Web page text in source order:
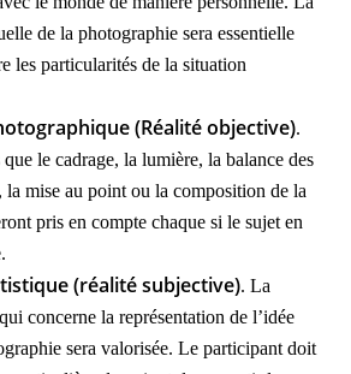
de la photographie sera essentielle
les particularités de la situation
(Réalité objective).
que le cadrage, la lumière, la balance des
la mise au point ou la composition de la
pris en compte chaque si le sujet en
(réalité subjective). La
concerne la représentation de l’idée
sera valorisée. Le participant doit